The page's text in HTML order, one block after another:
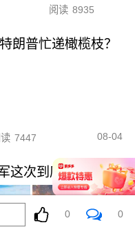
阅读 8935
朗普忙递橄榄枝？
7447 08-04
这次到底输在哪
0 0